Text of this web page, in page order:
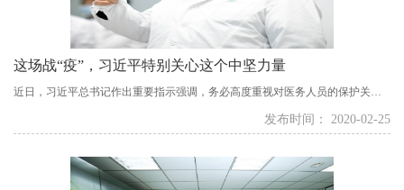
这场战“疫”，习近平特别关心这个中坚力量
近日，习近平总书记作出重要指示强调，务必高度重视对医务人员的保护关心
爱护，确保医务人员持续健康投入战胜疫情斗争。对于参与疫情防控工作的医
务人员，习近平一直非常关心，多次主持召开会议、发表重要讲话、作出重要
发布时间： 2020-02-25